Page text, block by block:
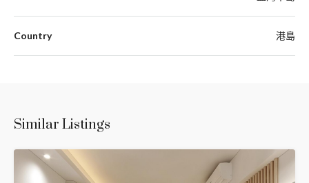
Country 港島
Similar Listings